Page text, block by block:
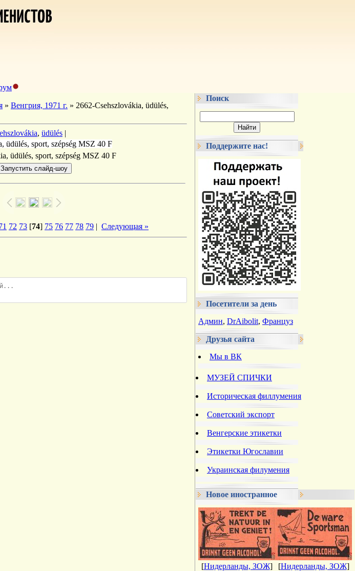
» Венгрия, 1971 г. » 2662-Csehszlovákia, üdülés,
, üdülés |
üdülés, sport, szépség MSZ 40 F
72 73 [74] 75 76 77 78 79 | Следующая »
Поиск
Поддержите нас!
Посетители за день
Админ, DrAibolit, Француз
Друзья сайта
Мы в ВК
МУЗЕЙ СПИЧКИ
Историческая филлумения
Советский экспорт
Венгерские этикетки
Этикетки Югославии
Украинская филумения
Новое иностранное
[Нидерланды, ЗОЖ] [Нидерланды, ЗОЖ]